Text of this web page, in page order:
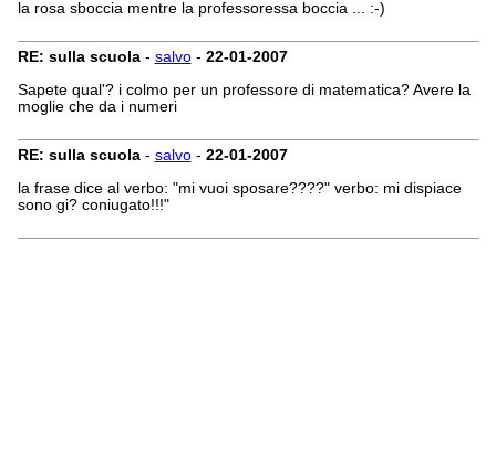
la rosa sboccia mentre la professoressa boccia ... :-)
RE: sulla scuola- salvo- 22-01-2007
Sapete qual'? i colmo per un professore di matematica? Avere la
moglie che da i numeri
RE: sulla scuola- salvo- 22-01-2007
la frase dice al verbo: "mi vuoi sposare????" verbo: mi dispiace
sono gi? coniugato!!!"